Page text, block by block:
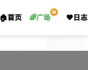
🏠首页 🌈广场 🧡日志